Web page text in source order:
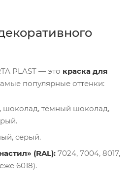
PLAST — это краска для
популярные оттенки:
шоколад, тёмный шоколад,
серый.
(RAL): 7024, 7004, 8017,
6018).